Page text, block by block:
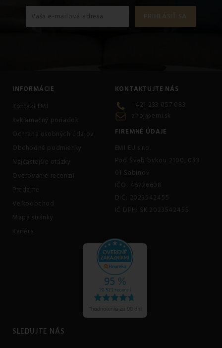
INFORMÁCIE
Kontakt EMI
Reklamačný poriadok
Ochrana osobných údajov
Obchodné podmienky
Najčastejšie otázky
Overovanie recenzií
Predajne
Veľkoobchod
Mapa stránky
Kariéra
KONTAKTUJTE NÁS
+421 233 057 083
ahoj@emi.sk
FIREMNÉ ÚDAJE
EMI EU s.r.o.
Pod Švabľovkou 2100, 083
01 Sabinov
IČO: 46726608
DIČ: 2023542455
IČ DPH: SK 2023542455
SLEDUJTE NÁS